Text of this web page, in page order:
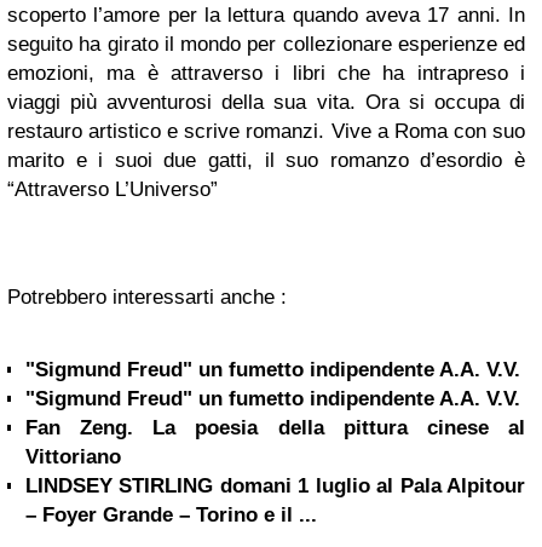
scoperto l’amore per la lettura quando aveva 17 anni. In
seguito ha girato il mondo per collezionare esperienze ed
emozioni, ma è attraverso i libri che ha intrapreso i
viaggi più avventurosi della sua vita. Ora si occupa di
restauro artistico e scrive romanzi. Vive a Roma con suo
marito e i suoi due gatti, il suo romanzo d’esordio è
“Attraverso L’Universo”
Potrebbero interessarti anche :
"Sigmund Freud" un fumetto indipendente A.A. V.V.
"Sigmund Freud" un fumetto indipendente A.A. V.V.
Fan Zeng. La poesia della pittura cinese al
Vittoriano
LINDSEY STIRLING domani 1 luglio al Pala Alpitour
– Foyer Grande – Torino e il ...